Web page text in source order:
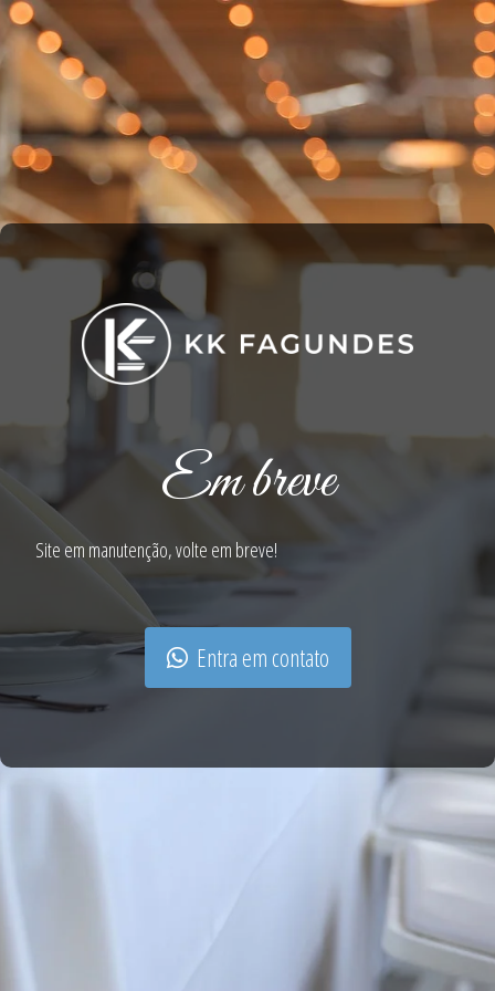
Em breve
Site em manutenção, volte em breve!
Entra em contato